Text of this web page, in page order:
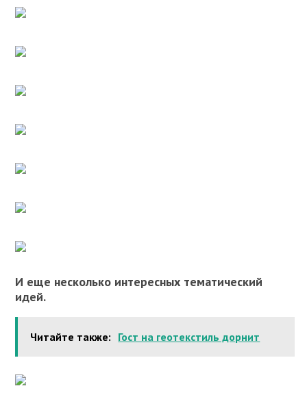
И еще несколько интересных тематический
идей.
Читайте также: Гост на геотекстиль дорнит